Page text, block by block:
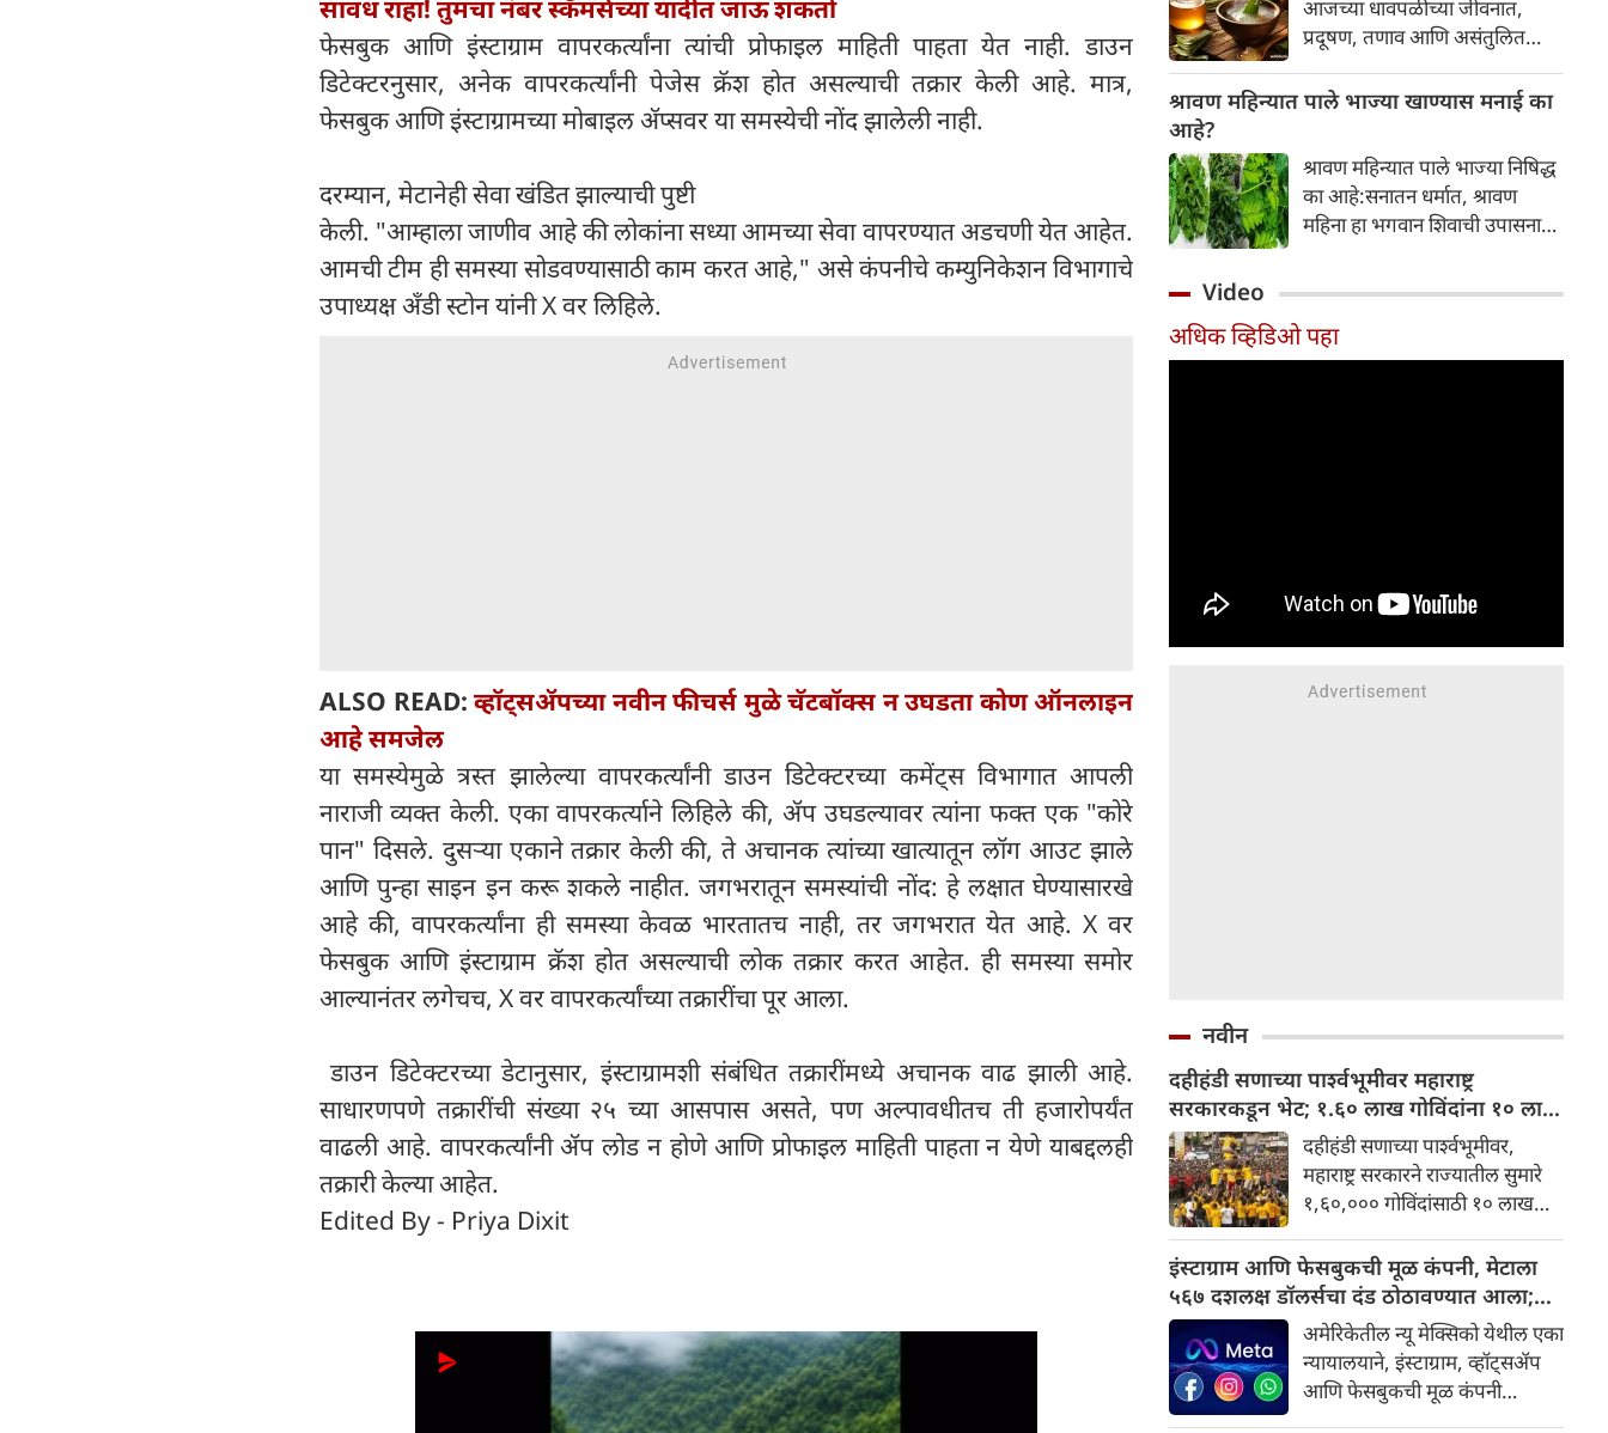
सावध राहा! तुमचा नंबर स्कॅमर्सच्या यादीत जाऊ शकतो
फेसबुक आणि इंस्टाग्राम वापरकर्त्यांना त्यांची प्रोफाइल माहिती पाहता येत नाही. डाउन
डिटेक्टरनुसार, अनेक वापरकर्त्यांनी पेजेस क्रॅश होत असल्याची तक्रार केली आहे. मात्र,
फेसबुक आणि इंस्टाग्रामच्या मोबाइल ॲप्सवर या समस्येची नोंद झालेली नाही.
दरम्यान, मेटानेही सेवा खंडित झाल्याची पुष्टी
केली. "आम्हाला जाणीव आहे की लोकांना सध्या आमच्या सेवा वापरण्यात अडचणी येत आहेत.
आमची टीम ही समस्या सोडवण्यासाठी काम करत आहे," असे कंपनीचे कम्युनिकेशन विभागाचे
उपाध्यक्ष अँडी स्टोन यांनी X वर लिहिले.
ALSO READ: व्हॉट्सॲपच्या नवीन फीचर्स मुळे चॅटबॉक्स न उघडता कोण ऑनलाइन
आहे समजेल
या समस्येमुळे त्रस्त झालेल्या वापरकर्त्यांनी डाउन डिटेक्टरच्या कमेंट्स विभागात आपली
नाराजी व्यक्त केली. एका वापरकर्त्याने लिहिले की, ॲप उघडल्यावर त्यांना फक्त एक "कोरे
पान" दिसले. दुसऱ्या एकाने तक्रार केली की, ते अचानक त्यांच्या खात्यातून लॉग आउट झाले
आणि पुन्हा साइन इन करू शकले नाहीत. जगभरातून समस्यांची नोंद: हे लक्षात घेण्यासारखे
आहे की, वापरकर्त्यांना ही समस्या केवळ भारतातच नाही, तर जगभरात येत आहे. X वर
फेसबुक आणि इंस्टाग्राम क्रॅश होत असल्याची लोक तक्रार करत आहेत. ही समस्या समोर
आल्यानंतर लगेचच, X वर वापरकर्त्यांच्या तक्रारींचा पूर आला.
डाउन डिटेक्टरच्या डेटानुसार, इंस्टाग्रामशी संबंधित तक्रारींमध्ये अचानक वाढ झाली आहे.
साधारणपणे तक्रारींची संख्या २५ च्या आसपास असते, पण अल्पावधीतच ती हजारोपर्यंत
वाढली आहे. वापरकर्त्यांनी ॲप लोड न होणे आणि प्रोफाइल माहिती पाहता न येणे याबद्दलही
तक्रारी केल्या आहेत.
Edited By - Priya Dixit
करते. पचनसंस्था मजबूत करून पोट
साफ होण्यास मदत करते.
आजच्या धावपळीच्या जीवनात,
प्रदूषण, तणाव आणि असंतुलित
नकारात्मक परिणाम होऊ शकतो.
होते, ज्यामुळे निस्तेजपणा, मुरुमे
आणि ब्लॅकहेड्स यांसारख्या समस्या
निर्माण होतात.
श्रावण महिन्यात पाले भाज्या खाण्यास मनाई का
आहे?
श्रावण महिन्यात पाले भाज्या निषिद्ध
का आहे:सनातन धर्मात, श्रावण
महिना हा भगवान शिवाची उपासना
दानधर्म आणि सात्विक जीवनशैलीचे
पालन करतात.
Video
अधिक व्हिडिओ पहा
नवीन
दहीहंडी सणाच्या पार्श्वभूमीवर महाराष्ट्र
सरकारकडून भेट; १.६० लाख गोविंदांना १० लाख
रुपयांपर्यंतचे विमा संरक्षण मिळणार
दहीहंडी सणाच्या पार्श्वभूमीवर,
महाराष्ट्र सरकारने राज्यातील सुमारे
१,६०,००० गोविंदांसाठी १० लाख
घोषणा केली आहे. सणादरम्यान मनोरे
बनवताना अपघात किंवा आपत्कालीन
परिस्थिती उद्भवल्यास आर्थिक मदत
देण्याच्या उद्देशाने हे संरक्षण देण्यात
आले आहे. अशी महत्वाची माहिती
समोर आली आहे.
इंस्टाग्राम आणि फेसबुकची मूळ कंपनी, मेटाला
५६७ दशलक्ष डॉलर्सचा दंड ठोठावण्यात आला;
वाचा
अमेरिकेतील न्यू मेक्सिको येथील एका
न्यायालयाने, इंस्टाग्राम, व्हॉट्सॲप
आणि फेसबुकची मूळ कंपनी